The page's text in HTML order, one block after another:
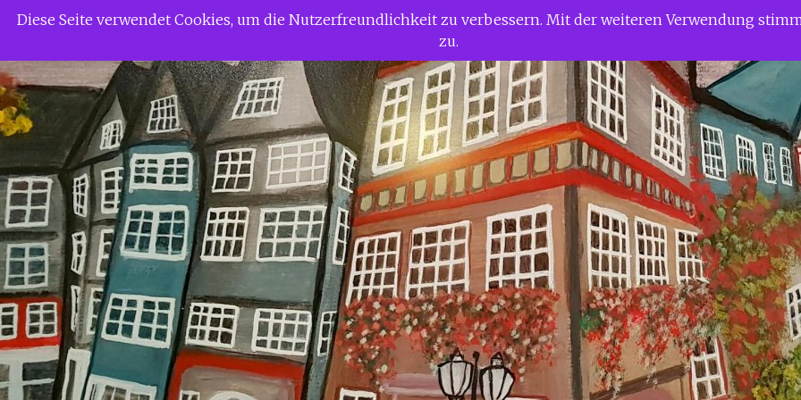
ZumSiggi Gerdaus Welt
Diese Seite verwendet Cookies, um die Nutzerfreundlichkeit zu verbessern. Mit der weiteren Verwendung
zu.